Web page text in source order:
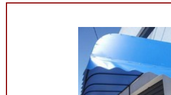
de aço que passam por
químicos. Nesse sentido, é
o zinco entra como um grande
pois é aplicado sobre o